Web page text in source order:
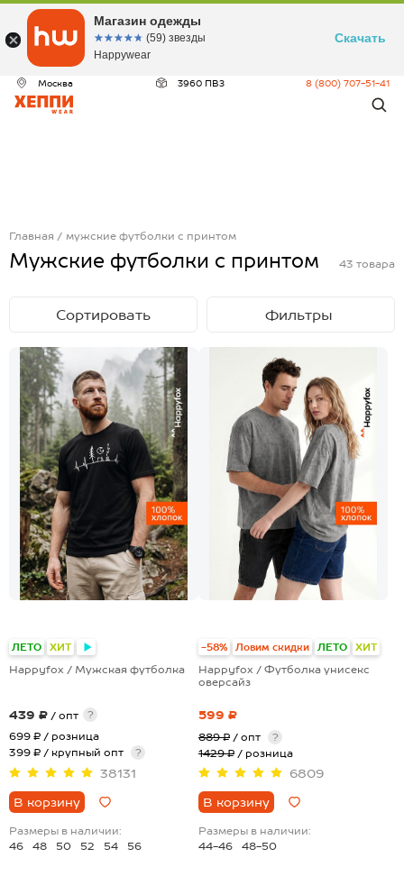
Москва 3960 ПВЗ 8 (800) 707-51-41
Главная мужские футболки с принтом
Мужские футболки с принтом 43 товара
ЛЕТО ХИТ
Happyfox / Мужская футболка
439 ₽ / опт
?
699 ₽ / розница
399 ₽ / крупный опт
?
38131
В корзину
Размеры в наличии:
46
48 50 52 54 56
-58% Ловим скидки ЛЕТО ХИТ
Happyfox / Футболка унисекс
оверсайз
599 ₽
889 ₽ / опт
?
1429 ₽ / розница
6809
В корзину
Размеры в наличии:
44-46
48-50
Магазин одежды
☆☆☆☆☆
★★★★★ (59) звезды
Happywear
Скачать